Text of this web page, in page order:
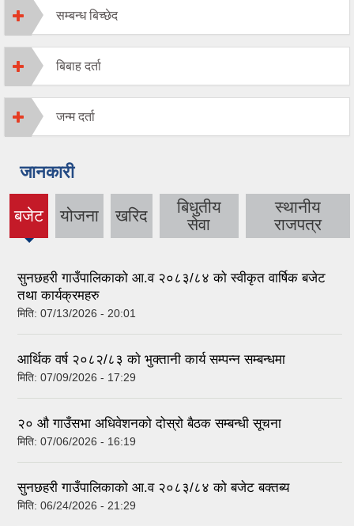
सम्बन्ध बिच्छेद
बिबाह दर्ता
जन्म दर्ता
जानकारी
बजेट
(active
tab)
योजना खरिद
बिधुतीय
सेवा
स्थानीय
राजपत्र
सुनछहरी गाउँपालिकाको आ.व २०८३/८४ को स्वीकृत वार्षिक बजेट
तथा कार्यक्रमहरु
मिति: 07/13/2026 - 20:01
आर्थिक वर्ष २०८२/८३ काे भुक्तानी कार्य सम्पन्न सम्बन्धमा
मिति: 07/09/2026 - 17:29
२० औ गाउँसभा अधिवेशनको दोस्रो बैठक सम्बन्धी सूचना
मिति: 07/06/2026 - 16:19
सुनछहरी गाउँपालिकाको आ.व २०८३/८४ को बजेट बक्तब्य
मिति: 06/24/2026 - 21:29